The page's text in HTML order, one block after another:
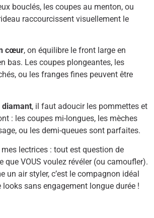
bouclés, les coupes au menton, ou
raccourcissent visuellement le
cœur, on équilibre le front large en
bas. Les coupes plongeantes, les
ou les franges fines peuvent être
diamant, il faut adoucir les pommettes et
: les coupes mi-longues, les mèches
ou les demi-queues sont parfaites.
lectrices : tout est question de
que VOUS voulez révéler (ou camoufler).
un air styler, c’est le compagnon idéal
looks sans engagement longue durée !